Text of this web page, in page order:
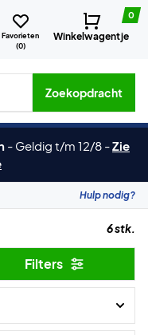
Favorieten
(0)
0
Winkelwagentje
etc.
Zoekopdracht
- Geldig t/m 12/8 -Zie
Hulp nodig?
6 stk.
Filters